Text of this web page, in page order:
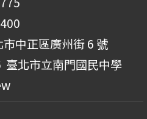
中正區廣州街 6 號
臺北市立南門國民中學